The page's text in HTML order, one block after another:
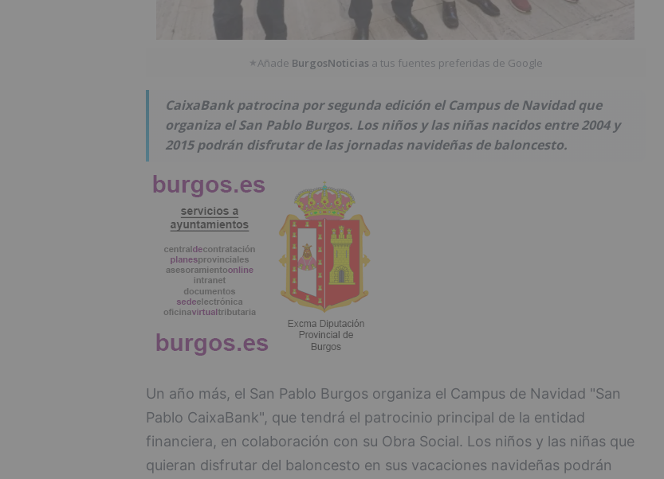
★Añade BurgosNoticias a tus fuentes preferidas de Google
CaixaBank patrocina por segunda edición el Campus de Navidad que
organiza el San Pablo Burgos. Los niños y las niñas nacidos entre 2004 y
2015 podrán disfrutar de las jornadas navideñas de baloncesto.
Un año más, el San Pablo Burgos organiza el Campus de Navidad "San
Pablo CaixaBank", que tendrá el patrocinio principal de la entidad
financiera, en colaboración con su Obra Social. Los niños y las niñas que
quieran disfrutar del baloncesto en sus vacaciones navideñas podrán